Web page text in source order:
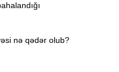
nə qədər olub?